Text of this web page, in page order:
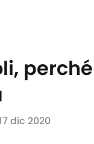
dic 2020